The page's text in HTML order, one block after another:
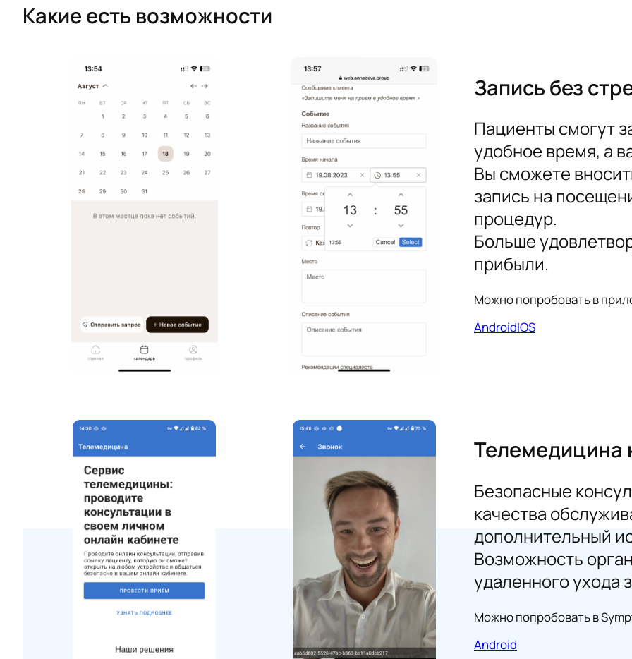
Какие есть возможности
Запись без
Пациенты смогут
удобное время, а
Вы сможете
запись на
процедур.
Больше
прибыли.
Можно попробовать в
AndroidIOS
Телемедицина
Безопасные
качества
дополнительный
Возможность
удаленного ухода
Можно попробовать в
Android